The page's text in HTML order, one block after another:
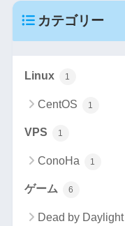
カテゴリー
Linux 1
CentOS 1
VPS 1
ConoHa 1
ゲーム 6
Dead by Daylight